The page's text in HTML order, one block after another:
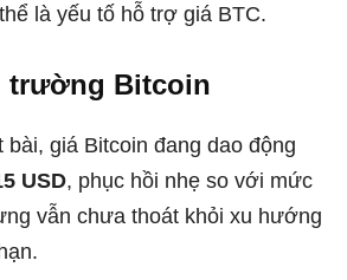
là yếu tố hỗ trợ giá BTC.
trường Bitcoin
giá Bitcoin đang dao động
USD, phục hồi nhẹ so với mức
vẫn chưa thoát khỏi xu hướng